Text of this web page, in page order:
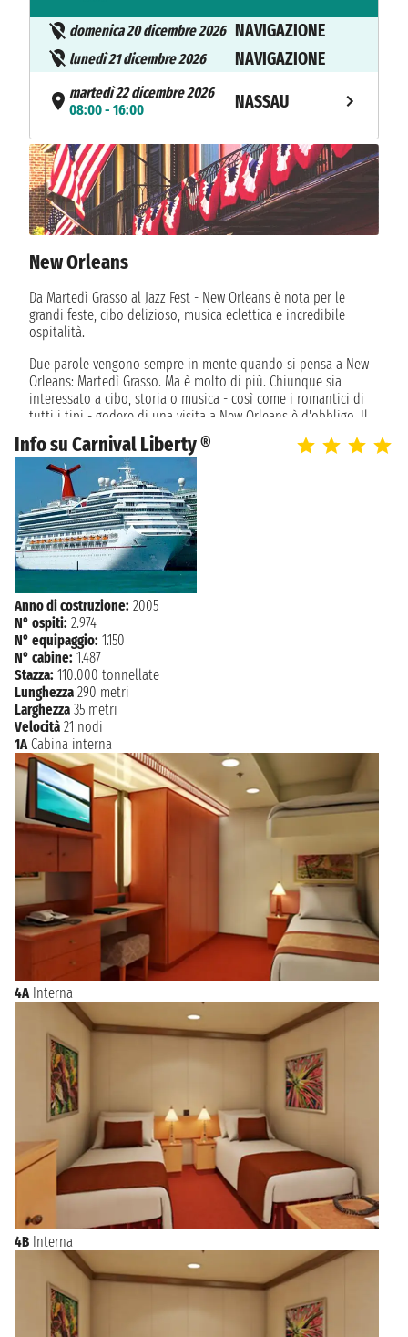
domenica 20 dicembre 2026 NAVIGAZIONE
lunedì 21 dicembre 2026 NAVIGAZIONE
martedì 22 dicembre 2026
08:00 - 16:00
NASSAU
mercoledì 23 dicembre 2026
08:00 - 16:00
HALF MOON
CAY
giovedì 24 dicembre 2026
08:00 - 16:00
CELEBRATION
KEY
venerdì 25 dicembre 2026
sabato 26 dicembre 2026 NAVIGAZIONE
domenica 27 dicembre 2026
08:00
New Orleans
Da Martedì Grasso al Jazz Fest - New Orleans è nota per le
grandi feste, cibo delizioso, musica eclettica e incredibile
ospitalità.
Due parole vengono sempre in mente quando si pensa a New
Orleans: Martedì Grasso. Ma è molto di più. Chiunque sia
interessato a cibo, storia o musica - così come i romantici di
tutti i tipi - godere di una visita a New Orleans è d'obbligo. Il
clima può essere estremamente caldo, proprio come i piatti
Cajun e creoli per i quali la città è famosa. Se la vostra crociera
è in partenza da New Orleans, si consiglia di trascorrere un
giorno o due qui, ed esplorare questa affascinante città.
Info su Carnival Liberty ®
Anno di costruzione: 2005
N° ospiti: 2.974
N° equipaggio: 1.150
N° cabine: 1.487
Stazza: 110.000 tonnellate
Lunghezza 290 metri
Larghezza 35 metri
Velocità 21 nodi
1A Cabina interna
4A Interna
4B Interna